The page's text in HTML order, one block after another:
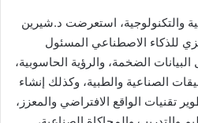
والتكنولوجية، استعرضت د.شيرين
للذكاء الاصطناعي المسئول
الضخمة، والرؤية الحاسوبية،
الصناعية والطبية، وكذلك إنشاء
تقنيات الواقع الافتراضي والمعزز،